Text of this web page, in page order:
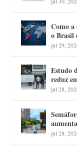
Como
o Brasil
jul 29,
Estudo
reduz
jul 28,
jul 28,